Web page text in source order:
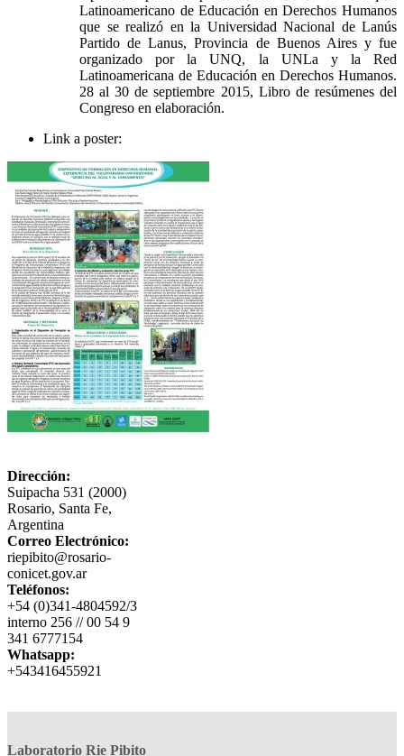
Latinoamericano de Educación en Derechos Humanos
que se realizó en la Universidad Nacional de Lanús
Partido de Lanus, Provincia de Buenos Aires y fue
organizado por la UNQ, la UNLa y la Red
Latinoamericana de Educación en Derechos Humanos.
28 al 30 de septiembre 2015, Libro de resúmenes del
Congreso en elaboración.
Link a poster:
Dirección:
Suipacha 531 (2000)
Rosario, Santa Fe,
Argentina
Correo Electrónico:
riepibito@rosario-
conicet.gov.ar
Teléfonos:
+54 (0)341-4804592/3
interno 256 // 00 54 9
341 6777154
Whatsapp:
+543416455921
Laboratorio Rie Pibito